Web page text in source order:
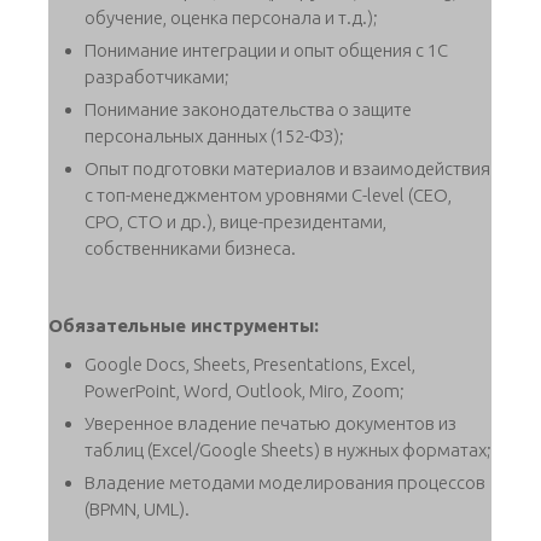
обучение, оценка персонала и т.д.);
Понимание интеграции и опыт общения с 1С
разработчиками;
Понимание законодательства о защите
персональных данных (152-ФЗ);
Опыт подготовки материалов и взаимодействия
с топ-менеджментом уровнями C-level (CEO,
CPO, CTO и др.), вице-президентами,
собственниками бизнеса.
Обязательные инструменты:
Google Docs, Sheets, Presentations, Excel,
PowerPoint, Word, Outlook, Miro, Zoom;
Уверенное владение печатью документов из
таблиц (Excel/Google Sheets) в нужных форматах;
Владение методами моделирования процессов
(BPMN, UML).